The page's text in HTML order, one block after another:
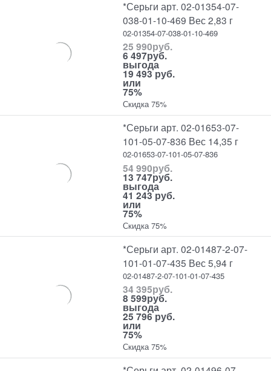
*Серьги арт. 02-01354-07-
038-01-10-469 Вес 2,83 г
02-01354-07-038-01-10-469
25 990руб.
6 497руб.
выгода
19 493 руб.
или
75%
Скидка 75%
*Серьги арт. 02-01653-07-
101-05-07-836 Вес 14,35 г
02-01653-07-101-05-07-836
54 990руб.
13 747руб.
выгода
41 243 руб.
или
75%
Скидка 75%
*Серьги арт. 02-01487-2-07-
101-01-07-435 Вес 5,94 г
02-01487-2-07-101-01-07-435
34 395руб.
8 599руб.
выгода
25 796 руб.
или
75%
Скидка 75%